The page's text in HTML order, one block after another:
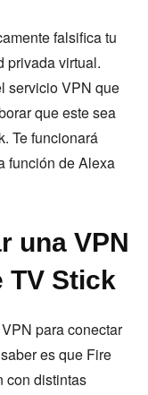
falsifica tu
privada virtual.
servicio VPN que
que este sea
Te funcionará
función de Alexa
una VPN
TV Stick
para conectar
es que Fire
con distintas